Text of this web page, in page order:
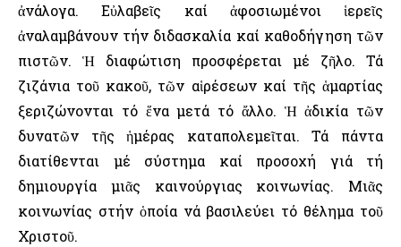
ἀνάλογα. Εὐλαβεῖς καί ἀφοσιωμένοι ἱερεῖς
ἀναλαμβάνουν τήν διδασκαλία καί καθοδήγηση τῶν
πιστῶν. Ἡ διαφώτιση προσφέρεται μέ ζῆλο. Τά
ζιζάνια τοῦ κακοῦ, τῶν αἱρέσεων καί τῆς ἁμαρτίας
ξεριζώνονται τό ἕνα μετά τό ἄλλο. Ἡ ἀδικία τῶν
δυνατῶν τῆς ἡμέρας καταπολεμεῖται. Τά πάντα
διατίθενται μέ σύστημα καί προσοχή γιά τή
δημιουργία μιᾶς καινούργιας κοινωνίας. Μιᾶς
κοινωνίας στήν ὁποία νά βασιλεύει τό θέλημα τοῦ
Χριστοῦ.